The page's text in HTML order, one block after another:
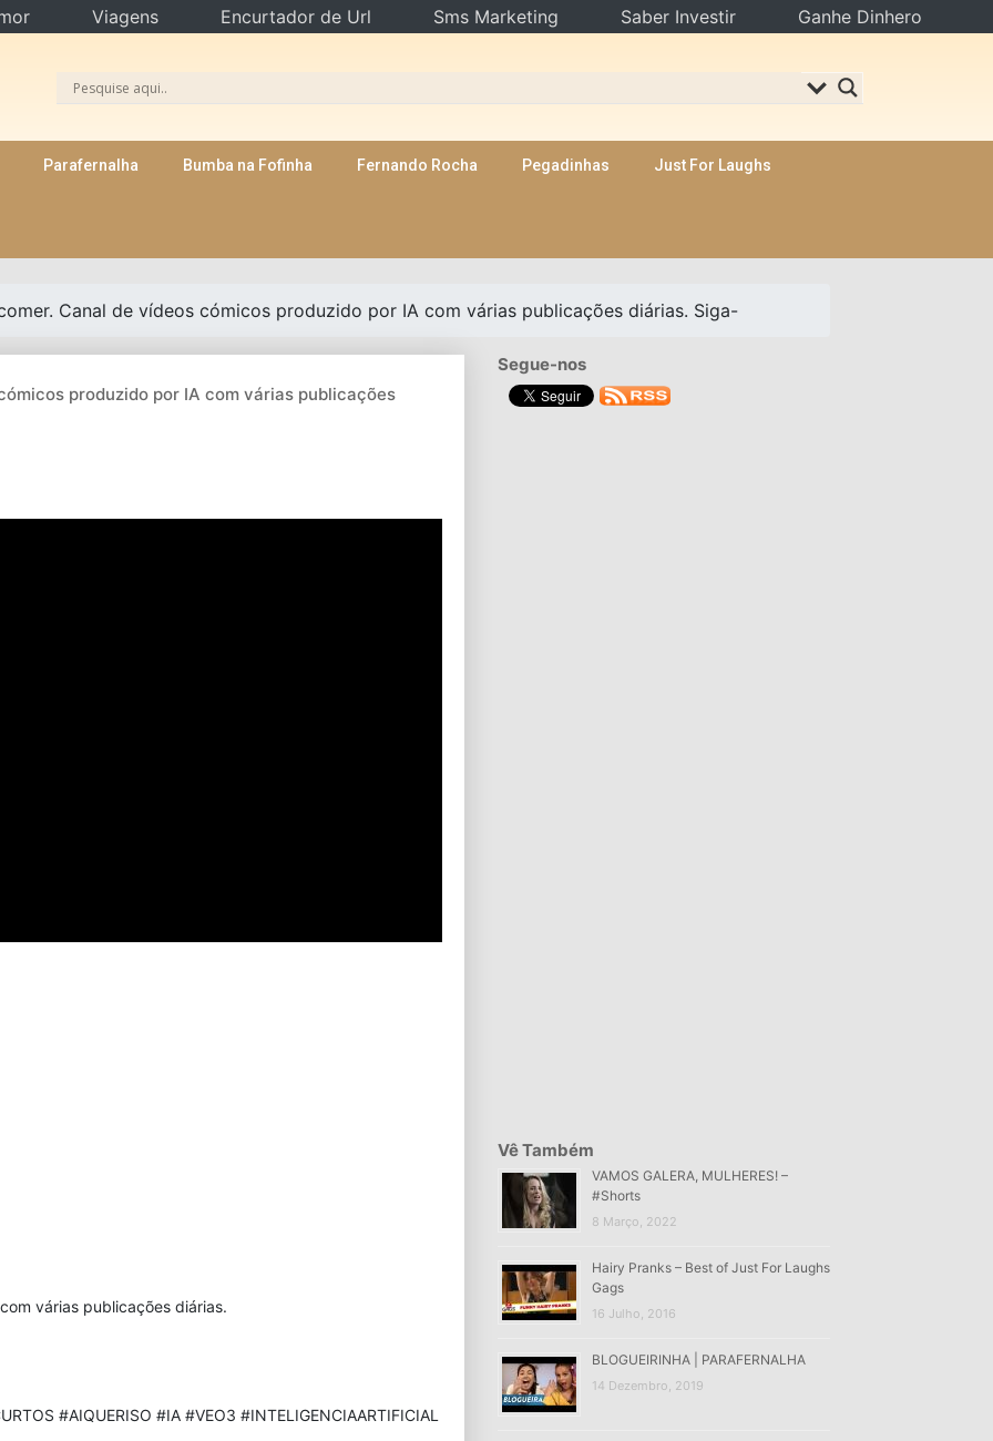
Parafernalha Bumba na Fofinha Fernando Rocha Pegadinhas Just For Laughs
Canal de vídeos cómicos produzido por IA com várias publicações diárias. Siga-
produzido por IA com várias publicações
várias publicações diárias.
#AIQUERISO #IA #VEO3 #INTELIGENCIAARTIFICIAL
Segue-nos
Vê Também
VAMOS GALERA, MULHERES! –
#Shorts
8 Março, 2022
Hairy Pranks – Best of Just For Laughs
Gags
16 Julho, 2016
BLOGUEIRINHA | PARAFERNALHA
14 Dezembro, 2019
Viagens Encurtador de Url Sms Marketing Saber Investir Ganhe Dinhero